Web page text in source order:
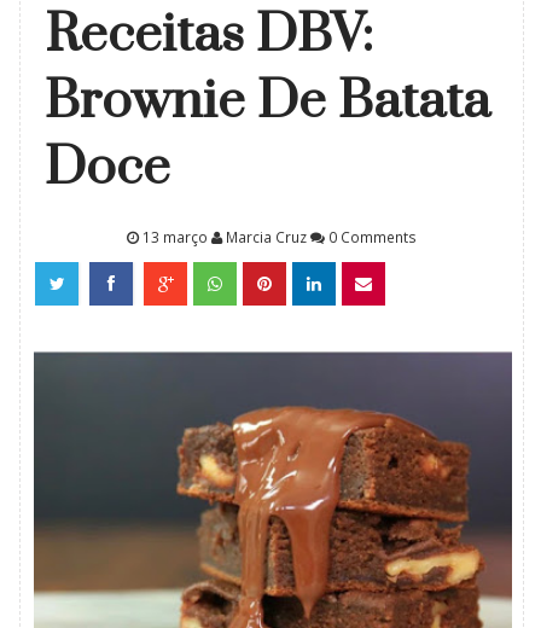
Receitas DBV:
Brownie De Batata
Doce
13 março Marcia Cruz 0 Comments